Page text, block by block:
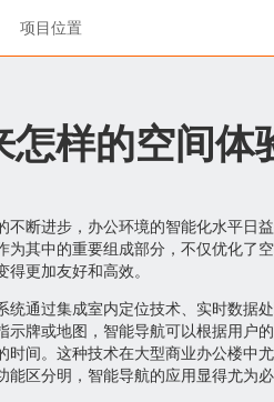
项目位置
怎样的空间体
不断进步，办公环境的智能化水平日
为其中的重要组成部分，不仅优化了
得更加友好和高效。
统通过集成室内定位技术、实时数据
示牌或地图，智能导航可以根据用户
时间。这种技术在大型商业办公楼中
能区分明，智能导航的应用显得尤为必